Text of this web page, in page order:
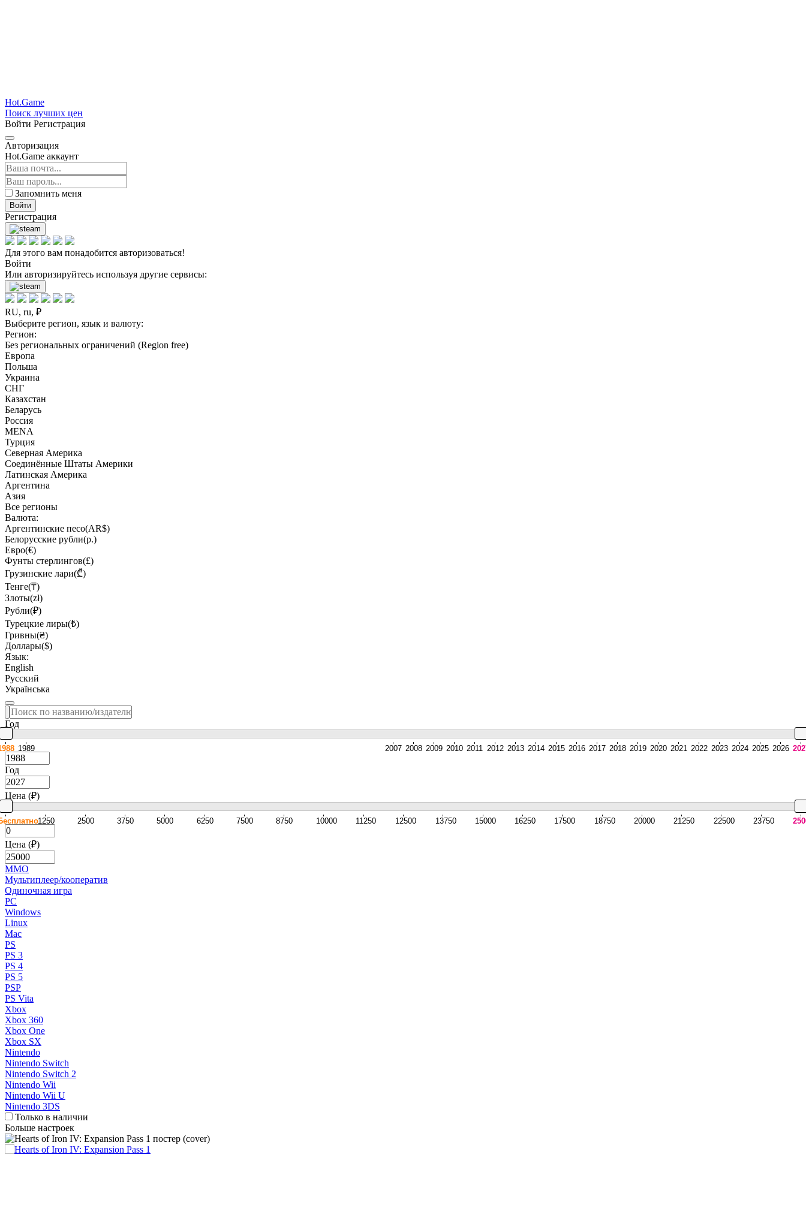
Hot.Game
Поиск лучших цен
Войти Регистрация
Авторизация
Hot.Game аккаунт
Запомнить меня
Войти
Регистрация
Для этого вам понадобится авторизоваться!
Войти
Или авторизируйтесь используя другие сервисы:
RU, ru, ₽
Выберите регион, язык и валюту:
Регион:
Без региональных ограничений (Region free)
Европа
Польша
Украина
СНГ
Казахстан
Беларусь
Россия
MENA
Турция
Северная Америка
Соединённые Штаты Америки
Латинская Америка
Аргентина
Азия
Все регионы
Валюта:
Аргентинские песо(AR$)
Белорусские рубли(р.)
Евро(€)
Фунты стерлингов(£)
Грузинские лари(₾)
Тенге(₸)
Злоты(zł)
Рубли(₽)
Турецкие лиры(₺)
Гривны(₴)
Доллары($)
Язык:
English
Русский
Українська
Год
1989 2007 2008 2009 2010 2011 2012 2013 2014 2015 2016 2017 2018 2019 2020 2021 2022 2023 2024 2025 2026
Год
Цена (₽)
1250 2500 3750 5000 6250 7500 8750 10000 11250 12500 13750 15000 16250 17500 18750 20000 21250 22500 23750
Цена (₽)
MMO
Мультиплеер/кооператив
Одиночная игра
PC
Windows
Linux
Mac
PS
PS 3
PS 4
PS 5
PSP
PS Vita
Xbox
Xbox 360
Xbox One
Xbox SX
Nintendo
Nintendo Switch
Nintendo Switch 2
Nintendo Wii
Nintendo Wii U
Nintendo 3DS
Только в наличии
Больше настроек